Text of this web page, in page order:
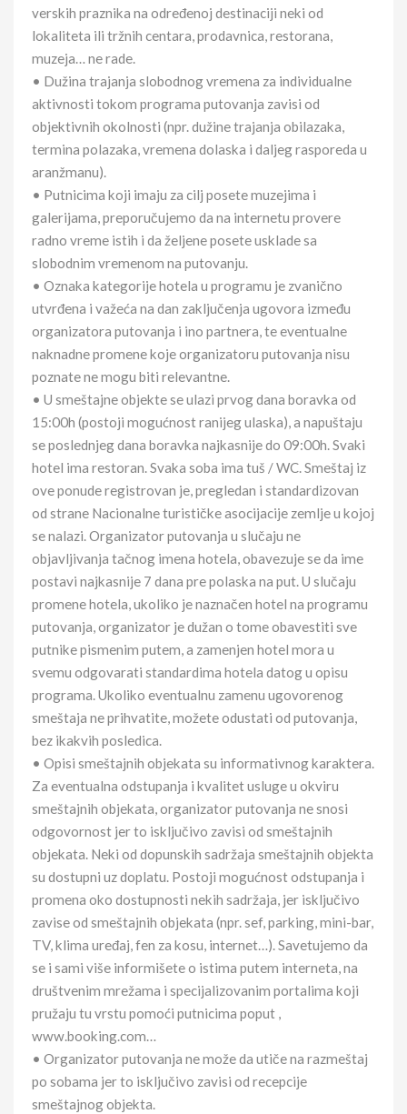
verskih praznika na određenoj destinaciji neki od
lokaliteta ili tržnih centara, prodavnica, restorana,
muzeja… ne rade.
• Dužina trajanja slobodnog vremena za individualne
aktivnosti tokom programa putovanja zavisi od
objektivnih okolnosti (npr. dužine trajanja obilazaka,
termina polazaka, vremena dolaska i daljeg rasporeda u
aranžmanu).
• Putnicima koji imaju za cilj posete muzejima i
galerijama, preporučujemo da na internetu provere
radno vreme istih i da željene posete usklade sa
slobodnim vremenom na putovanju.
• Oznaka kategorije hotela u programu je zvanično
utvrđena i važeća na dan zaključenja ugovora između
organizatora putovanja i ino partnera, te eventualne
naknadne promene koje organizatoru putovanja nisu
poznate ne mogu biti relevantne.
• U smeštajne objekte se ulazi prvog dana boravka od
15:00h (postoji mogućnost ranijeg ulaska), a napuštaju
se poslednjeg dana boravka najkasnije do 09:00h. Svaki
hotel ima restoran. Svaka soba ima tuš / WC. Smeštaj iz
ove ponude registrovan je, pregledan i standardizovan
od strane Nacionalne turističke asocijacije zemlje u kojoj
se nalazi. Organizator putovanja u slučaju ne
objavljivanja tačnog imena hotela, obavezuje se da ime
postavi najkasnije 7 dana pre polaska na put. U slučaju
promene hotela, ukoliko je naznačen hotel na programu
putovanja, organizator je dužan o tome obavestiti sve
putnike pismenim putem, a zamenjen hotel mora u
svemu odgovarati standardima hotela datog u opisu
programa. Ukoliko eventualnu zamenu ugovorenog
smeštaja ne prihvatite, možete odustati od putovanja,
bez ikakvih posledica.
• Opisi smeštajnih objekata su informativnog karaktera.
Za eventualna odstupanja i kvalitet usluge u okviru
smeštajnih objekata, organizator putovanja ne snosi
odgovornost jer to isključivo zavisi od smeštajnih
objekata. Neki od dopunskih sadržaja smeštajnih objekta
su dostupni uz doplatu. Postoji mogućnost odstupanja i
promena oko dostupnosti nekih sadržaja, jer isključivo
zavise od smeštajnih objekata (npr. sef, parking, mini-bar,
TV, klima uređaj, fen za kosu, internet…). Savetujemo da
se i sami više informišete o istima putem interneta, na
društvenim mrežama i specijalizovanim portalima koji
pružaju tu vrstu pomoći putnicima poput ,
www.booking.com…
• Organizator putovanja ne može da utiče na razmeštaj
po sobama jer to isključivo zavisi od recepcije
smeštajnog objekta.